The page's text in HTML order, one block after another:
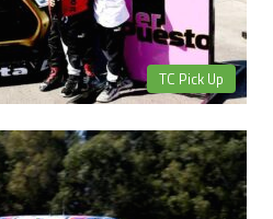
TC Pick Up